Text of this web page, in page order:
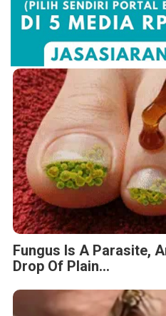
Fungus Is A Parasite,
Drop Of Plain...